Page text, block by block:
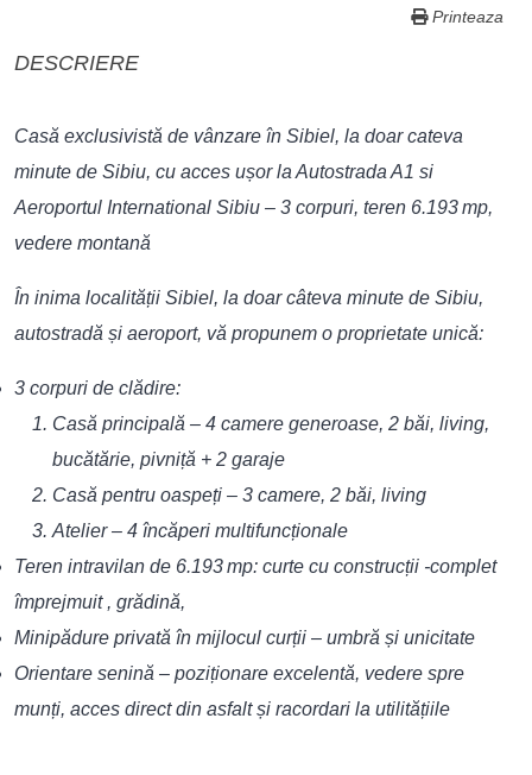
Printeaza
DESCRIERE
Casă exclusivistă de vânzare în Sibiel, la doar cateva
minute de Sibiu, cu acces ușor la Autostrada A1 si
Aeroportul International Sibiu – 3 corpuri, teren 6.193 mp,
vedere montană
În inima localității Sibiel, la doar câteva minute de Sibiu,
autostradă și aeroport, vă propunem o proprietate unică:
3 corpuri de clădire:
Casă principală – 4 camere generoase, 2 băi, living,
bucătărie, pivniță + 2 garaje
Casă pentru oaspeți – 3 camere, 2 băi, living
Atelier – 4 încăperi multifuncționale
Teren intravilan de 6.193 mp: curte cu construcții -complet
împrejmuit , grădină,
Minipădure privată în mijlocul curții – umbră și unicitate
Orientare senină – poziționare excelentă, vedere spre
munți, acces direct din asfalt și racordari la utilitățiile